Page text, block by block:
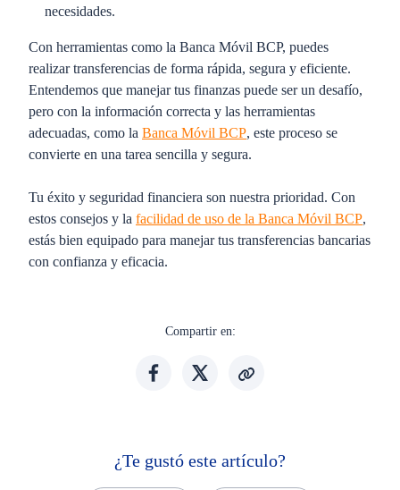
necesidades.
Con herramientas como la Banca Móvil BCP, puedes
realizar transferencias de forma rápida, segura y eficiente.
Entendemos que manejar tus finanzas puede ser un desafío,
pero con la información correcta y las herramientas
adecuadas, como la Banca Móvil BCP, este proceso se
convierte en una tarea sencilla y segura.
Tu éxito y seguridad financiera son nuestra prioridad. Con
estos consejos y la facilidad de uso de la Banca Móvil BCP,
estás bien equipado para manejar tus transferencias bancarias
con confianza y eficacia.
Compartir en:
¿Te gustó este artículo?